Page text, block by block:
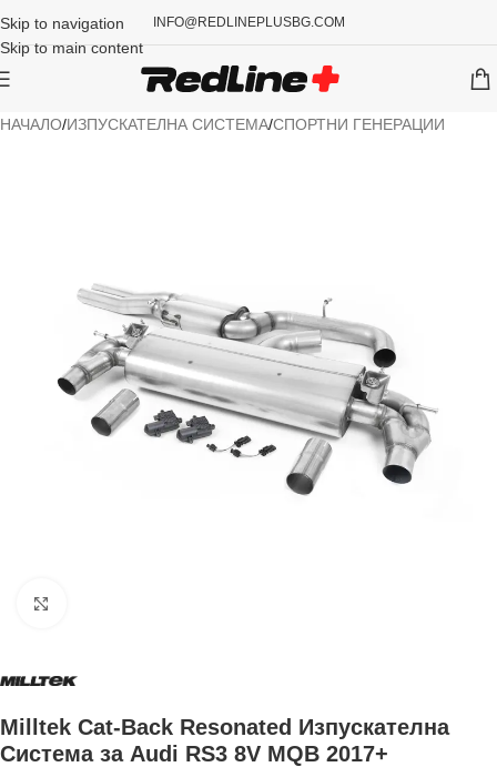
Skip to navigation
Skip to main content
INFO@REDLINEPLUSBG.COM
НАЧАЛО/ИЗПУСКАТЕЛНА СИСТЕМА/СПОРТНИ ГЕНЕРАЦИИ
Milltek Cat-Back Resonated Изпускателна
Система за Audi RS3 8V MQB 2017+